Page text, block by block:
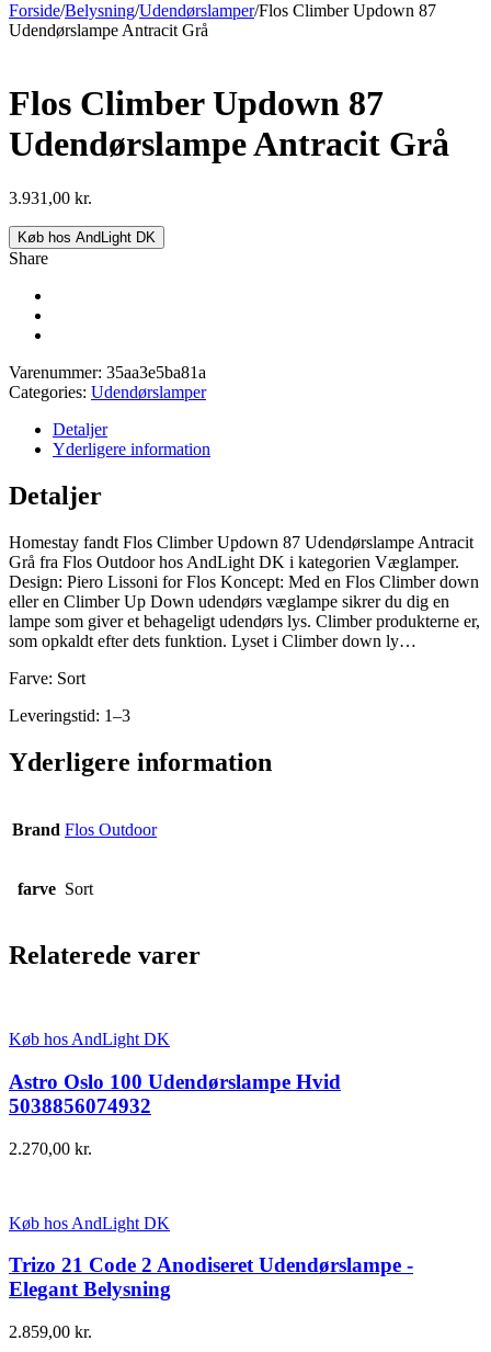
Forside/Belysning/Udendørslamper/Flos Climber Updown 87
Udendørslampe Antracit Grå
Flos Climber Updown 87
Udendørslampe Antracit Grå
3.931,00 kr.
Køb hos AndLight DK
Share
Varenummer: 35aa3e5ba81a
Categories: Udendørslamper
Detaljer
Yderligere information
Detaljer
Homestay fandt Flos Climber Updown 87 Udendørslampe Antracit
Grå fra Flos Outdoor hos AndLight DK i kategorien Væglamper.
Design: Piero Lissoni for Flos Koncept: Med en Flos Climber down
eller en Climber Up Down udendørs væglampe sikrer du dig en
lampe som giver et behageligt udendørs lys. Climber produkterne er,
som opkaldt efter dets funktion. Lyset i Climber down ly…
Farve: Sort
Leveringstid: 1–3
Yderligere information
Brand Flos Outdoor
farve Sort
Relaterede varer
Køb hos AndLight DK
Astro Oslo 100 Udendørslampe Hvid
5038856074932
2.270,00 kr.
Køb hos AndLight DK
Trizo 21 Code 2 Anodiseret Udendørslampe -
Elegant Belysning
2.859,00 kr.